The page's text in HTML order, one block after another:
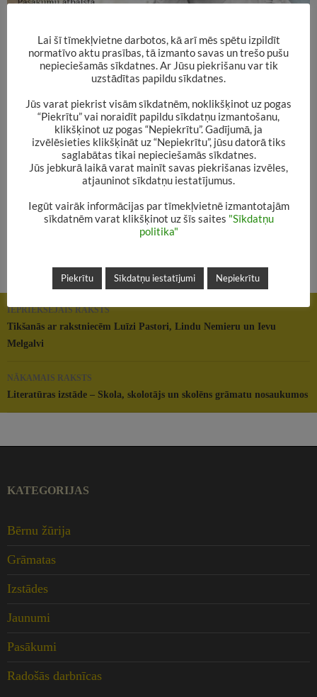
3. oktobrī Alūksnes novada bibliotēkā viesosies rakstniece
Viņa ir viena no 6 rakstniekiem, kuri ar Valsts Kultūrkapitāla
fonda finansiālu atbalstu (projekts “Rakstnieks + grāmata +
lasītājs = lasītprieks 5”) šoruden tiekas ar Alūksnes novada
bērniem un jauniešiem. Pie mums jau ciemojās Ieva Melgalve,
Linda Nemiera, Luīze Pastore un Marts Pujāts. Vēl gaidām
navigācija
IEPRIEKŠĒJAIS RAKSTS
Tikšanās ar rakstniecēm Luīzi Pastori, Lindu Nemieru un Ievu
Melgalvi
NĀKAMAIS RAKSTS
Literatūras izstāde – Skola, skolotājs un skolēns grāmatu nosaukumos
KATEGORIJAS
Bērnu žūrija
Grāmatas
Izstādes
Jaunumi
Pasākumi
Radošās darbnīcas
Lai šī tīmekļvietne darbotos, kā arī mēs spētu izpildīt
normatīvo aktu prasības, tā izmanto savas un trešo pušu
nepieciešamās sīkdatnes. Ar Jūsu piekrišanu var tik
uzstādītas papildu sīkdatnes.
Jūs varat piekrist visām sīkdatnēm, noklikšķinot uz pogas
“Piekrītu” vai noraidīt papildu sīkdatņu izmantošanu,
klikšķinot uz pogas “Nepiekrītu”. Gadījumā, ja
izvēlēsieties klikšķināt uz “Nepiekrītu”, jūsu datorā tiks
saglabātas tikai nepieciešamās sīkdatnes.
Jūs jebkurā laikā varat mainīt savas piekrišanas izvēles,
atjauninot sīkdatņu iestatījumus.
Iegūt vairāk informācijas par tīmekļvietnē izmantotajām
sīkdatnēm varat klikšķinot uz šīs saites "Sīkdatņu
politika"
Piekrītu Sīkdatņu iestatījumi Nepiekrītu